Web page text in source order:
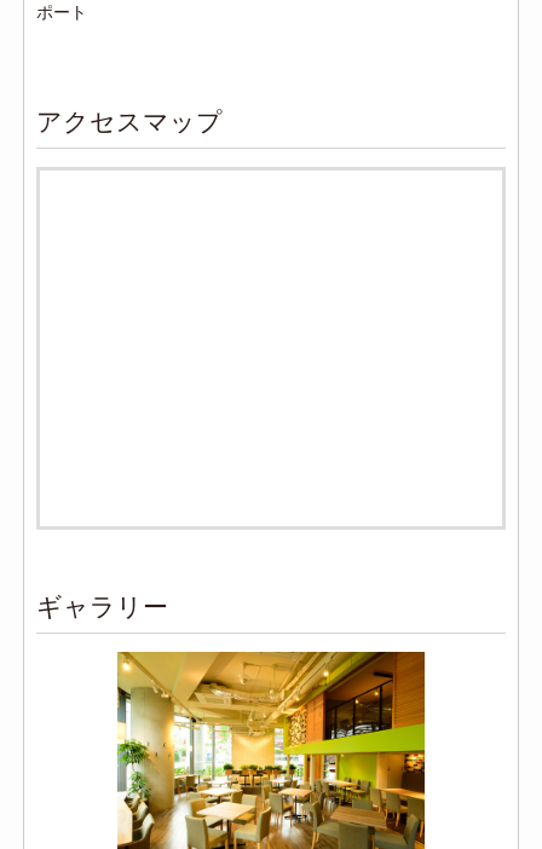
ポート
アクセスマップ
ギャラリー